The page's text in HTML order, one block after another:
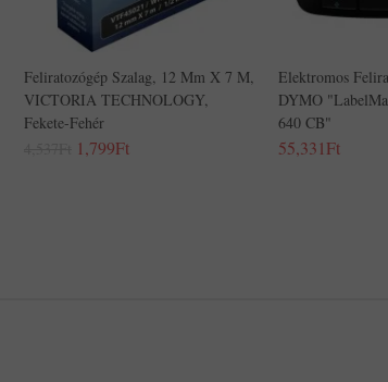
Feliratozógép Szalag, 12 Mm X 7 M,
VICTORIA TECHNOLOGY,
Fekete-Fehér
1,799Ft
Elektromos
DYMO
640 CB"
55,331Ft